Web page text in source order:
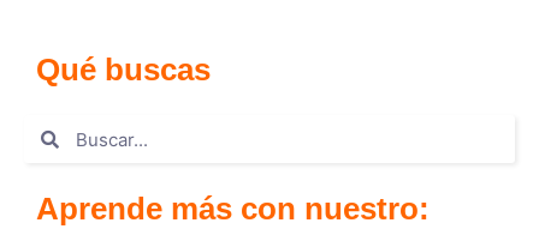
Qué buscas
Aprende más con nuestro: